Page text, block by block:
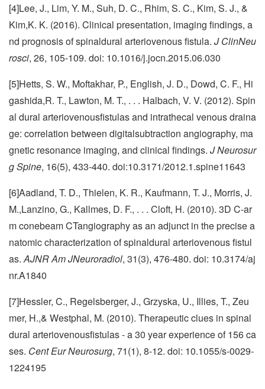
[4]Lee, J., Lim, Y. M., Suh, D. C., Rhim, S. C., Kim, S. J., &
Kim,K. K. (2016). Clinical presentation, imaging findings, a
nd prognosis of spinaldural arteriovenous fistula. J ClinNeu
rosci, 26, 105-109. doi: 10.1016/j.jocn.2015.06.030
[5]Hetts, S. W., Moftakhar, P., English, J. D., Dowd, C. F., Hi
gashida,R. T., Lawton, M. T., . . . Halbach, V. V. (2012). Spin
al dural arteriovenousfistulas and intrathecal venous draina
ge: correlation between digitalsubtraction angiography, ma
gnetic resonance imaging, and clinical findings. J Neurosur
g Spine, 16(5), 433-440. doi:10.3171/2012.1.spine11643
[6]Aadland, T. D., Thielen, K. R., Kaufmann, T. J., Morris, J.
M.,Lanzino, G., Kallmes, D. F., . . . Cloft, H. (2010). 3D C-ar
m conebeam CTangiography as an adjunct in the precise a
natomic characterization of spinaldural arteriovenous fistul
as.AJNR Am JNeuroradiol, 31(3), 476-480. doi: 10.3174/aj
nr.A1840
[7]Hessler, C., Regelsberger, J., Grzyska, U., Illies, T., Zeu
mer, H.,& Westphal, M. (2010). Therapeutic clues in spinal
dural arteriovenousfistulas - a 30 year experience of 156 ca
ses. Cent Eur Neurosurg, 71(1), 8-12. doi: 10.1055/s-0029-
1224195